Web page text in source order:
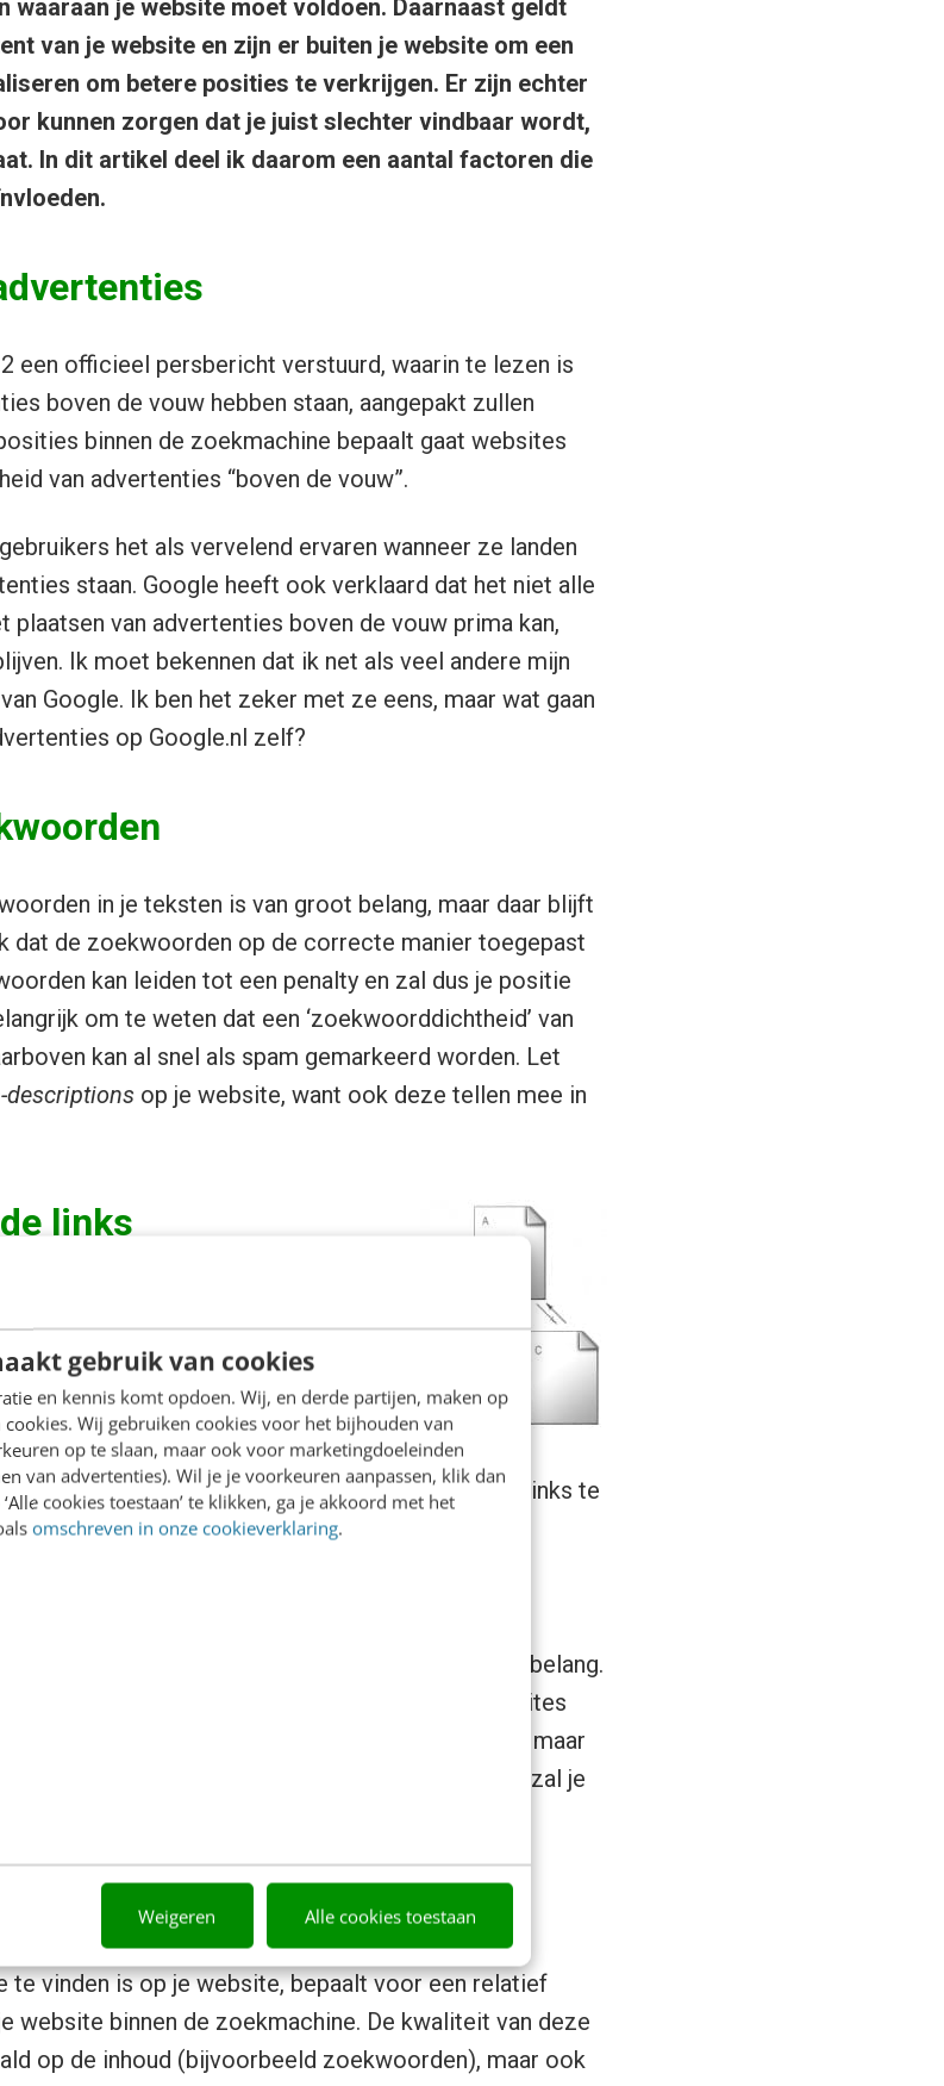
gebruik van cookies
en kennis komt opdoen. Wij, en derde partijen, maken op
Wij gebruiken cookies voor het bijhouden van
op te slaan, maar ook voor marketingdoeleinden
van advertenties). Wil je je voorkeuren aanpassen, klik dan
cookies toestaan’ te klikken, ga je akkoord met het
omschreven in onze cookieverklaring.
Weigeren Alle cookies toestaan
waaraan je website moet voldoen. Daarnaast geldt
van je website en zijn er buiten je website om een
om betere posities te verkrijgen. Er zijn echter
kunnen zorgen dat je juist slechter vindbaar wordt,
In dit artikel deel ik daarom een aantal factoren die
een officieel persbericht verstuurd, waarin te lezen is
boven de vouw hebben staan, aangepakt zullen
binnen de zoekmachine bepaalt gaat websites
van advertenties “boven de vouw”.
het als vervelend ervaren wanneer ze landen
staan. Google heeft ook verklaard dat het niet alle
van advertenties boven de vouw prima kan,
Ik moet bekennen dat ik net als veel andere mijn
Google. Ik ben het zeker met ze eens, maar wat gaan
op Google.nl zelf?
in je teksten is van groot belang, maar daar blijft
dat de zoekwoorden op de correcte manier toegepast
kan leiden tot een penalty en zal dus je positie
om te weten dat een ‘zoekwoorddichtheid’ van
kan al snel als spam gemarkeerd worden. Let
descriptionsop je website, want ook deze tellen mee in
links
zijn dat een groot gedeelte van
door je linkprofiel. Dit houdt
inkomende links naar je website
de kwaliteit daarvan. Wanneer
omgaat, kan dit je positie juist
niet verstandig om zogeheten a-b-c links te
er als volgt uit:
> Link – > Website C – > Link – > Website A.
de buurt waarin je website zich bevindt erg van belang.
echt van waarde wanneer ze van relevantie websites
zijn om naar relevante websites te linken, maar
linken naar websites met een slechte autoriteit zal je
te vinden is op je website, bepaalt voor een relatief
website binnen de zoekmachine. De kwaliteit van deze
op de inhoud (bijvoorbeeld zoekwoorden), maar ook